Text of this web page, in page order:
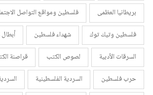
بريطانيا العظمى
فلسطين ومواقع التواصل
فلسطين وتيك توك
شهداء فلسطين
السرقات الأدبية
لصوص الكتب
قراصنة
حرب فلسطين
السردية الفلسطينية